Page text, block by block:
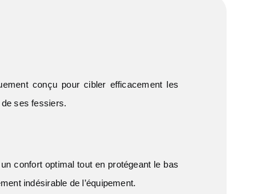
conçu pour cibler efficacement les
ses fessiers.
confort optimal tout en protégeant le bas
indésirable de l’équipement.